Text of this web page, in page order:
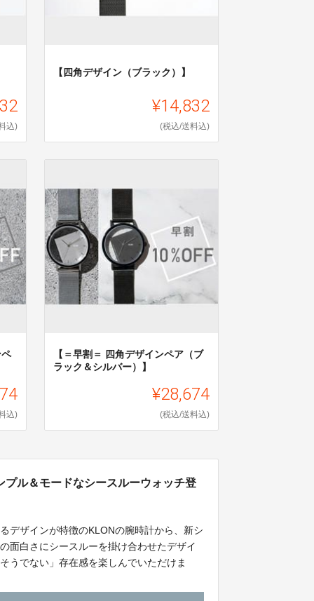
込)
【四角デザイン（ブラック）】
¥14,832
(税込/送料込)
込)
【＝早割＝ 四角デザインペア（ブ
ラック＆シルバー）】
¥28,674
(税込/送料込)
ル＆モードなシースルーウォッチ登
デザインが特徴のKLONの腕時計から、新シ
面白さにシースルーを掛け合わせたデザイ
うでない」存在感を楽しんでいただけま